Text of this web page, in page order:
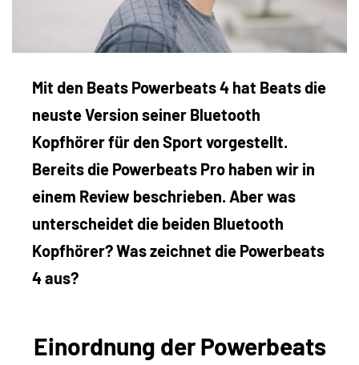
Mit den Beats Powerbeats 4 hat Beats die
neuste Version seiner Bluetooth
Kopfhörer für den Sport vorgestellt.
Bereits die Powerbeats Pro haben wir in
einem Review beschrieben. Aber was
unterscheidet die beiden Bluetooth
Kopfhörer? Was zeichnet die Powerbeats
4 aus?
Einordnung der Powerbeats